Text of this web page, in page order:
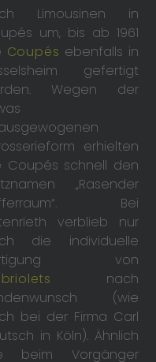
Limousinen in
um, bis ab 1961
Coupés ebenfalls in
gefertigt
Wegen der
erhielten
Coupés schnell den
„Rasender
Bei
verblieb nur
die individuelle
von
nach
(wie
bei der Firma Carl
in Köln). Ähnlich
beim Vorgänger